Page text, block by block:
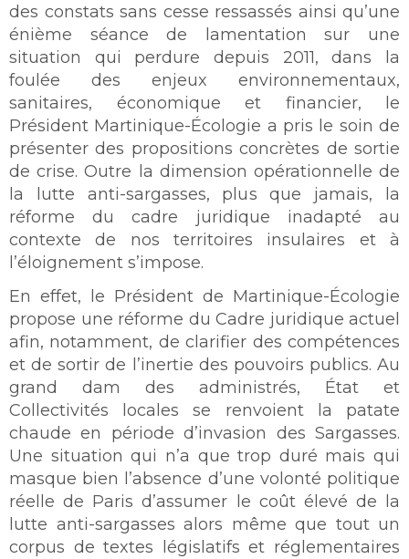
des constats sans cesse ressassés ainsi qu’une
énième séance de lamentation sur une
situation qui perdure depuis 2011, dans la
foulée des enjeux environnementaux,
sanitaires, économique et financier, le
Président Martinique-Écologie a pris le soin de
présenter des propositions concrètes de sortie
de crise. Outre la dimension opérationnelle de
la lutte anti-sargasses, plus que jamais, la
réforme du cadre juridique inadapté au
contexte de nos territoires insulaires et à
l’éloignement s’impose.
En effet, le Président de Martinique-Écologie
propose une réforme du Cadre juridique actuel
afin, notamment, de clarifier des compétences
et de sortir de l’inertie des pouvoirs publics. Au
grand dam des administrés, État et
Collectivités locales se renvoient la patate
chaude en période d’invasion des Sargasses.
Une situation qui n’a que trop duré mais qui
masque bien l’absence d’une volonté politique
réelle de Paris d’assumer le coût élevé de la
lutte anti-sargasses alors même que tout un
corpus de textes législatifs et réglementaires